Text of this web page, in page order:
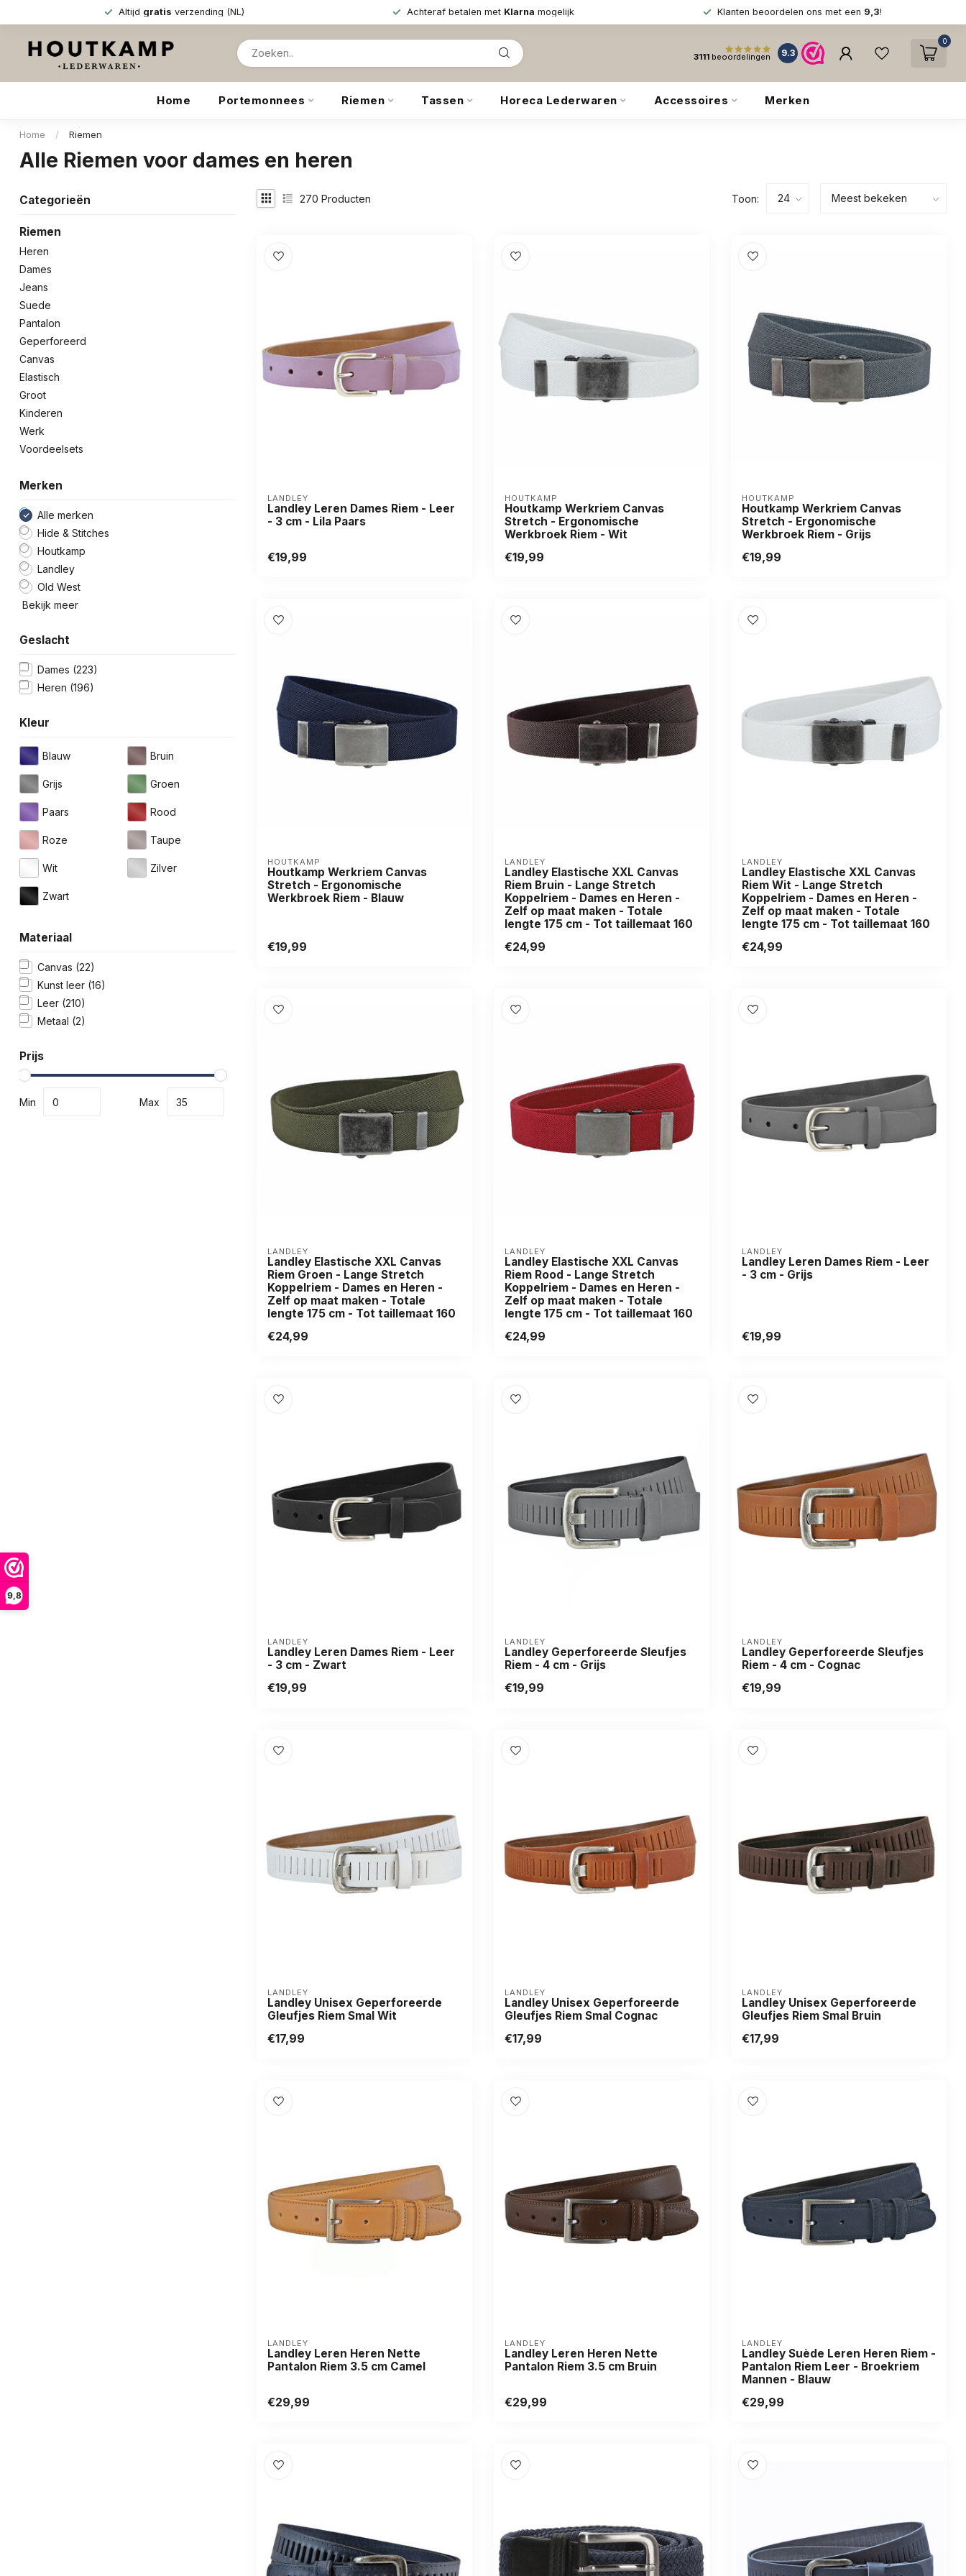
9,8
Altijd gratis verzending (NL) Achteraf betalen met Klarna mogelijk Klanten beoordelen ons met een 9,3!
3111 beoordelingen 9.3
0
Home Portemonnees Riemen Tassen Horeca Lederwaren Accessoires Merken
Home / Riemen
Alle Riemen voor dames en heren
Categorieën
Riemen
Heren
Dames
Jeans
Suede
Pantalon
Geperforeerd
Canvas
Elastisch
Groot
Kinderen
Werk
Voordeelsets
Merken
Alle merken
Hide & Stitches
Houtkamp
Landley
Old West
Bekijk meer
Geslacht
Dames (223)
Heren (196)
Kleur
Blauw Bruin
Grijs Groen
Paars Rood
Roze Taupe
Wit Zilver
Zwart
Materiaal
Canvas (22)
Kunst leer (16)
Leer (210)
Metaal (2)
Prijs
Min Max
270 Producten Toon:
LANDLEY
Landley Leren Dames Riem - Leer
- 3 cm - Lila Paars
€19,99
HOUTKAMP
Houtkamp Werkriem Canvas
Stretch - Ergonomische
Werkbroek Riem - Wit
€19,99
HOUTKAMP
Houtkamp Werkriem Canvas
Stretch - Ergonomische
Werkbroek Riem - Grijs
€19,99
HOUTKAMP
Houtkamp Werkriem Canvas
Stretch - Ergonomische
Werkbroek Riem - Blauw
€19,99
LANDLEY
Landley Elastische XXL Canvas
Riem Bruin - Lange Stretch
Koppelriem - Dames en Heren -
Zelf op maat maken - Totale
lengte 175 cm - Tot taillemaat 160
€24,99
LANDLEY
Landley Elastische XXL Canvas
Riem Wit - Lange Stretch
Koppelriem - Dames en Heren -
Zelf op maat maken - Totale
lengte 175 cm - Tot taillemaat 160
€24,99
LANDLEY
Landley Elastische XXL Canvas
Riem Groen - Lange Stretch
Koppelriem - Dames en Heren -
Zelf op maat maken - Totale
lengte 175 cm - Tot taillemaat 160
€24,99
LANDLEY
Landley Elastische XXL Canvas
Riem Rood - Lange Stretch
Koppelriem - Dames en Heren -
Zelf op maat maken - Totale
lengte 175 cm - Tot taillemaat 160
€24,99
LANDLEY
Landley Leren Dames Riem - Leer
- 3 cm - Grijs
€19,99
LANDLEY
Landley Leren Dames Riem - Leer
- 3 cm - Zwart
€19,99
LANDLEY
Landley Geperforeerde Sleufjes
Riem - 4 cm - Grijs
€19,99
LANDLEY
Landley Geperforeerde Sleufjes
Riem - 4 cm - Cognac
€19,99
LANDLEY
Landley Unisex Geperforeerde
Gleufjes Riem Smal Wit
€17,99
LANDLEY
Landley Unisex Geperforeerde
Gleufjes Riem Smal Cognac
€17,99
LANDLEY
Landley Unisex Geperforeerde
Gleufjes Riem Smal Bruin
€17,99
LANDLEY
Landley Leren Heren Nette
Pantalon Riem 3.5 cm Camel
€29,99
LANDLEY
Landley Leren Heren Nette
Pantalon Riem 3.5 cm Bruin
€29,99
LANDLEY
Landley Suède Leren Heren Riem -
Pantalon Riem Leer - Broekriem
Mannen - Blauw
€29,99